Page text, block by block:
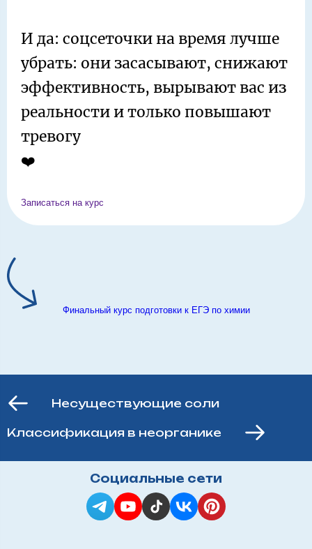
И да: соцсеточки на время лучше
убрать: они засасывают, снижают
эффективность, вырывают вас из
реальности и только повышают
тревогу
❤️
Записаться на курс
Финальный курс подготовки к ЕГЭ по химии
Несуществующие соли
Классификация в неорганике
Социальные сети